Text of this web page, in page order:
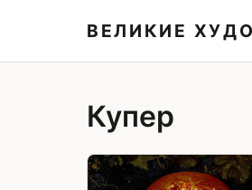
ВЕЛИКИЕ
Купер